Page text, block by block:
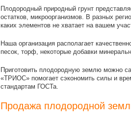
Плодородный природный грунт
остатков, микроорганизмов. В разных
каких элементов не хватает на вашем
Наша организация располагает
песок, торф, некоторые добавки
Приготовить плодородную землю можно
«ТРИОС» помогает сэкономить силы и
стандартам ГОСТа.
Продажа плодородной